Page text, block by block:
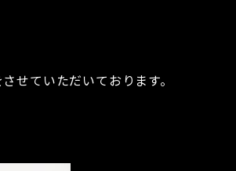
せていただいております。